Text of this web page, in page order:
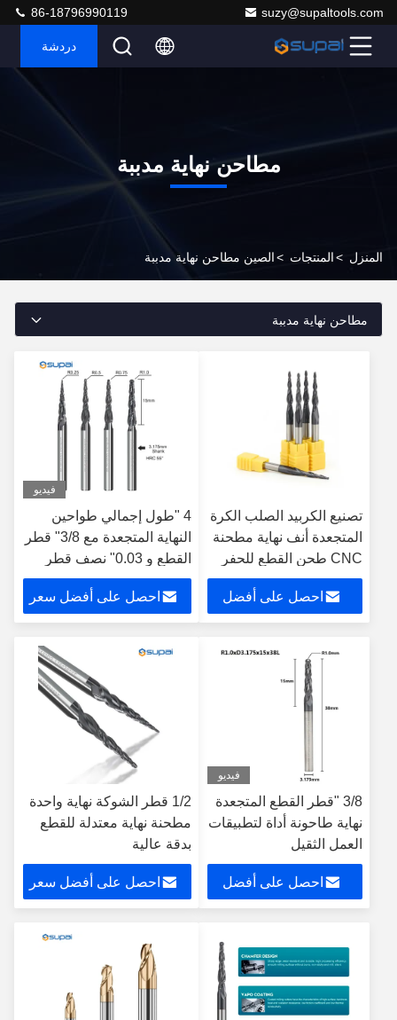
suzy@supaltools.com
86-18796990119
دردشة
مطاحن نهاية مدببة
المنزل >المنتجات >الصين مطاحن نهاية مدببة
مطاحن نهاية مدببة
تصنيع الكربيد الصلب الكرة
المتجعدة أنف نهاية مطحنة
CNC طحن القطع للحفر
المعدن
احصل على أفضل
فيديو
4 "طول إجمالي طواحين
النهاية المتجعدة مع 3/8" قطر
القطع و 0.03" نصف قطر
الزاوية
احصل على أفضل سعر
فيديو
3/8 "قطر القطع المتجعدة
نهاية طاحونة أداة لتطبيقات
العمل الثقيل
احصل على أفضل
1/2 قطر الشوكة نهاية واحدة
مطحنة نهاية معتدلة للقطع
بدقة عالية
احصل على أفضل سعر